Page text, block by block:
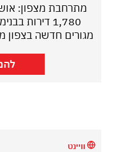
מתרחבת מצפון:
1,780 דירות
מגורים חדשה בצפון
וויינט